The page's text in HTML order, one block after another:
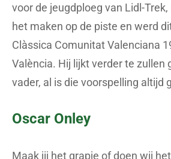
voor de jeugdploeg van Lidl-
het maken op de piste en werd
Clàssica Comunitat Valenciana
València. Hij lijkt verder te zullen
vader, al is die voorspelling altijd
Oscar Onley
Maak jij het grapje of doen wij